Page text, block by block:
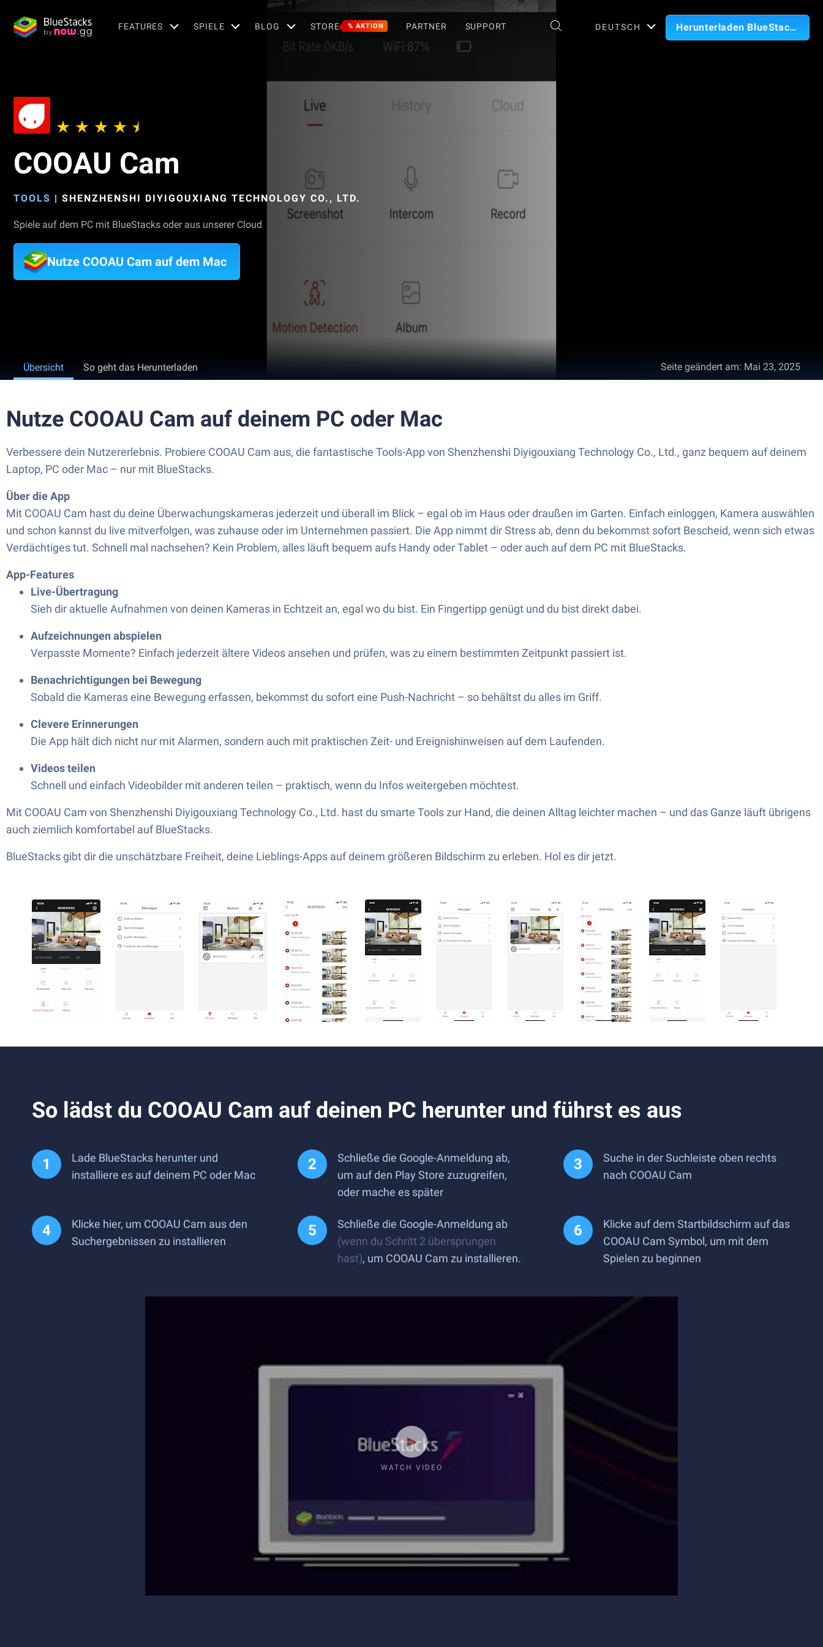
FEATURES SPIELE BLOG STORE % AKTION PARTNER SUPPORT DEUTSCH Herunterladen BlueStacks
COOAU Cam
TOOLS | SHENZHENSHI DIYIGOUXIANG TECHNOLOGY CO., LTD.
Spiele auf dem PC mit BlueStacks oder aus unserer Cloud
Nutze COOAU Cam auf dem Mac
Übersicht So geht das Herunterladen Seite geändert am: Mai 23, 2025
Nutze COOAU Cam auf deinem PC oder Mac
Verbessere dein Nutzererlebnis. Probiere COOAU Cam aus, die fantastische Tools-App von Shenzhenshi Diyigouxiang Technology Co., Ltd., ganz bequem auf deinem
Laptop, PC oder Mac – nur mit BlueStacks.
Über die App
Mit COOAU Cam hast du deine Überwachungskameras jederzeit und überall im Blick – egal ob im Haus oder draußen im Garten. Einfach einloggen, Kamera auswählen
und schon kannst du live mitverfolgen, was zuhause oder im Unternehmen passiert. Die App nimmt dir Stress ab, denn du bekommst sofort Bescheid, wenn sich etwas
Verdächtiges tut. Schnell mal nachsehen? Kein Problem, alles läuft bequem aufs Handy oder Tablet – oder auch auf dem PC mit BlueStacks.
App-Features
Live-Übertragung
Sieh dir aktuelle Aufnahmen von deinen Kameras in Echtzeit an, egal wo du bist. Ein Fingertipp genügt und du bist direkt dabei.
Aufzeichnungen abspielen
Verpasste Momente? Einfach jederzeit ältere Videos ansehen und prüfen, was zu einem bestimmten Zeitpunkt passiert ist.
Benachrichtigungen bei Bewegung
Sobald die Kameras eine Bewegung erfassen, bekommst du sofort eine Push-Nachricht – so behältst du alles im Griff.
Clevere Erinnerungen
Die App hält dich nicht nur mit Alarmen, sondern auch mit praktischen Zeit- und Ereignishinweisen auf dem Laufenden.
Videos teilen
Schnell und einfach Videobilder mit anderen teilen – praktisch, wenn du Infos weitergeben möchtest.
Mit COOAU Cam von Shenzhenshi Diyigouxiang Technology Co., Ltd. hast du smarte Tools zur Hand, die deinen Alltag leichter machen – und das Ganze läuft übrigens
auch ziemlich komfortabel auf BlueStacks.
BlueStacks gibt dir die unschätzbare Freiheit, deine Lieblings-Apps auf deinem größeren Bildschirm zu erleben. Hol es dir jetzt.
So lädst du COOAU Cam auf deinen PC herunter und führst es aus
Lade BlueStacks herunter und
installiere es auf deinem PC oder Mac
Schließe die Google-Anmeldung ab,
um auf den Play Store zuzugreifen,
oder mache es später
Suche in der Suchleiste oben rechts
nach COOAU Cam
Klicke hier, um COOAU Cam aus den
Suchergebnissen zu installieren
Schließe die Google-Anmeldung ab
(wenn du Schritt 2 übersprungen
hast), um COOAU Cam zu installieren.
Klicke auf dem Startbildschirm auf das
COOAU Cam Symbol, um mit dem
Spielen zu beginnen
WATCH VIDEO